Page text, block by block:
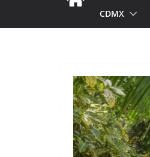
CDMX